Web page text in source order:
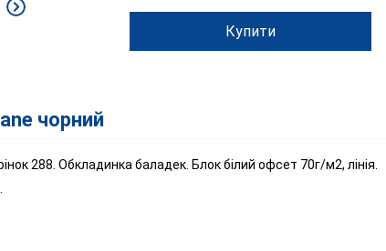
Купити
чорний
288. Обкладинка баладек. Блок білий офсет 70г/м2, лінія.